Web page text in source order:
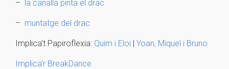
– la canalla pinta el drac
– muntatge del drac
Implica’t Papiroflexia: Quim i Eloi | Yoan, Miquel i Bruno
Implica’r BreakDance